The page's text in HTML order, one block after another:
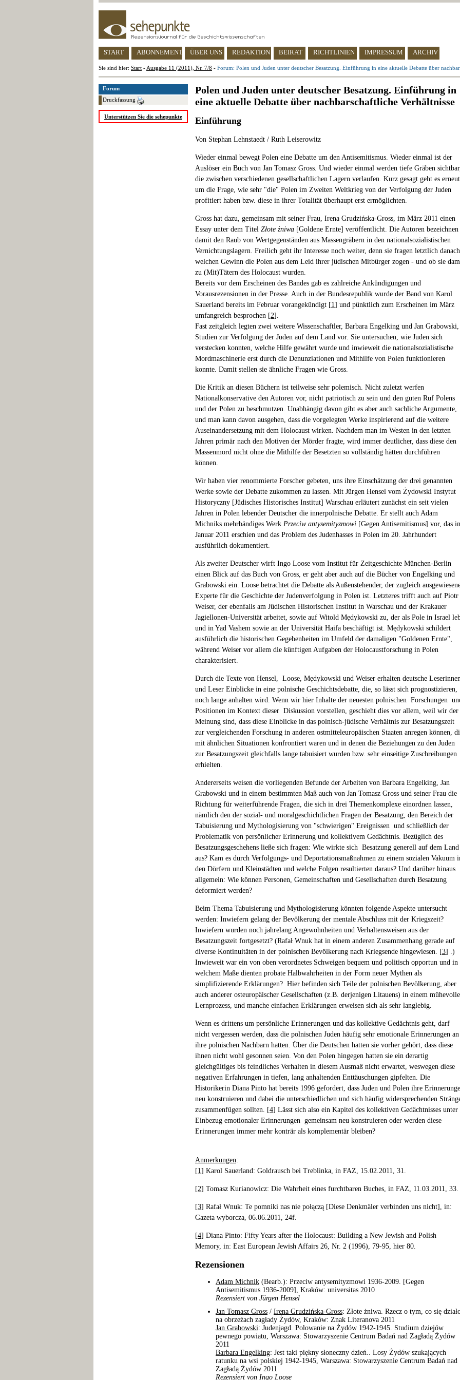
START ABONNEMENT ÜBER UNS REDAKTION BEIRAT RICHTLINIEN IMPRESSUM ARCHIV
Sie sind hier: Start - Ausgabe 11 (2011), Nr. 7/8 - Forum: Polen und Juden unter deutscher Besatzung. Einführung in eine aktuelle Debatte über
Forum
Druckfassung
Unterstützen Sie die sehepunkte
Polen und Juden unter deutscher Besatzung. Einführung in
eine aktuelle Debatte über nachbarschaftliche Verhältnisse
Einführung
Von Stephan Lehnstaedt / Ruth Leiserowitz
Wieder einmal bewegt Polen eine Debatte um den Antisemitismus. Wieder einmal ist der
Auslöser ein Buch von Jan Tomasz Gross. Und wieder einmal werden tiefe Gräben
die zwischen verschiedenen gesellschaftlichen Lagern verlaufen. Kurz gesagt geht es erneut
um die Frage, wie sehr "die" Polen im Zweiten Weltkrieg von der Verfolgung der Juden
profitiert haben bzw. diese in ihrer Totalität überhaupt erst ermöglichten.
Gross hat dazu, gemeinsam mit seiner Frau, Irena Grudzińska-Gross, im März 2011 einen
Essay unter dem Titel Złote żniwa [Goldene Ernte] veröffentlicht. Die Autoren bezeichnen
damit den Raub von Wertgegenständen aus Massengräbern in den nationalsozialistischen
Vernichtungslagern. Freilich geht ihr Interesse noch weiter, denn sie fragen letztlich
welchen Gewinn die Polen aus dem Leid ihrer jüdischen Mitbürger zogen - und ob sie
zu (Mit)Tätern des Holocaust wurden.
Bereits vor dem Erscheinen des Bandes gab es zahlreiche Ankündigungen und
Vorausrezensionen in der Presse. Auch in der Bundesrepublik wurde der Band von Karol
Sauerland bereits im Februar vorangekündigt [1] und pünktlich zum Erscheinen im März
umfangreich besprochen [2].
Fast zeitgleich legten zwei weitere Wissenschaftler, Barbara Engelking und Jan Grabowski,
Studien zur Verfolgung der Juden auf dem Land vor. Sie untersuchen, wie Juden sich
verstecken konnten, welche Hilfe gewährt wurde und inwieweit die nationalsozialistische
Mordmaschinerie erst durch die Denunziationen und Mithilfe von Polen funktionieren
konnte. Damit stellen sie ähnliche Fragen wie Gross.
Die Kritik an diesen Büchern ist teilweise sehr polemisch. Nicht zuletzt werfen
Nationalkonservative den Autoren vor, nicht patriotisch zu sein und den guten Ruf Polens
und der Polen zu beschmutzen. Unabhängig davon gibt es aber auch sachliche Argumente,
und man kann davon ausgehen, dass die vorgelegten Werke inspirierend auf die weitere
Auseinandersetzung mit dem Holocaust wirken. Nachdem man im Westen in den letzten
Jahren primär nach den Motiven der Mörder fragte, wird immer deutlicher, dass diese den
Massenmord nicht ohne die Mithilfe der Besetzten so vollständig hätten durchführen
können.
Wir haben vier renommierte Forscher gebeten, uns ihre Einschätzung der drei genannten
Werke sowie der Debatte zukommen zu lassen. Mit Jürgen Hensel vom Żydowski Instytut
Historyczny [Jüdisches Historisches Institut] Warschau erläutert zunächst ein seit vielen
Jahren in Polen lebender Deutscher die innerpolnische Debatte. Er stellt auch Adam
Michniks mehrbändiges Werk Przeciw antysemityzmowi [Gegen Antisemitismus] vor, das
Januar 2011 erschien und das Problem des Judenhasses in Polen im 20. Jahrhundert
ausführlich dokumentiert.
Als zweiter Deutscher wirft Ingo Loose vom Institut für Zeitgeschichte München-Berlin
einen Blick auf das Buch von Gross, er geht aber auch auf die Bücher von Engelking und
Grabowski ein. Loose betrachtet die Debatte als Außenstehender, der zugleich
Experte für die Geschichte der Judenverfolgung in Polen ist. Letzteres trifft auch auf Piotr
Weiser, der ebenfalls am Jüdischen Historischen Institut in Warschau und der Krakauer
Jagiellonen-Universität arbeitet, sowie auf Witold Mędykowski zu, der als Pole in Israel
und in Yad Vashem sowie an der Universität Haifa beschäftigt ist. Mędykowski schildert
ausführlich die historischen Gegebenheiten im Umfeld der damaligen "Goldenen Ernte",
während Weiser vor allem die künftigen Aufgaben der Holocaustforschung in Polen
charakterisiert.
Durch die Texte von Hensel, Loose, Mędykowski und Weiser erhalten deutsche
und Leser Einblicke in eine polnische Geschichtsdebatte, die, so lässt sich prognostizieren,
noch lange anhalten wird. Wenn wir hier Inhalte der neuesten polnischen Forschungen
Positionen im Kontext dieser Diskussion vorstellen, geschieht dies vor allem, weil wir der
Meinung sind, dass diese Einblicke in das polnisch-jüdische Verhältnis zur Besatzungszeit
zur vergleichenden Forschung in anderen ostmitteleuropäischen Staaten anregen können,
mit ähnlichen Situationen konfrontiert waren und in denen die Beziehungen zu den Juden
zur Besatzungszeit gleichfalls lange tabuisiert wurden bzw. sehr einseitige Zuschreibungen
erhielten.
Andererseits weisen die vorliegenden Befunde der Arbeiten von Barbara Engelking, Jan
Grabowski und in einem bestimmten Maß auch von Jan Tomasz Gross und seiner Frau die
Richtung für weiterführende Fragen, die sich in drei Themenkomplexe einordnen lassen,
nämlich den der sozial- und moralgeschichtlichen Fragen der Besatzung, den Bereich der
Tabuisierung und Mythologisierung von "schwierigen" Ereignissen und schließlich der
Problematik von persönlicher Erinnerung und kollektivem Gedächtnis. Bezüglich des
Besatzungsgeschehens ließe sich fragen: Wie wirkte sich Besatzung generell auf dem Land
aus? Kam es durch Verfolgungs- und Deportationsmaßnahmen zu einem sozialen Vakuum
den Dörfern und Kleinstädten und welche Folgen resultierten daraus? Und darüber hinaus
allgemein: Wie können Personen, Gemeinschaften und Gesellschaften durch Besatzung
deformiert werden?
Beim Thema Tabuisierung und Mythologisierung könnten folgende Aspekte untersucht
werden: Inwiefern gelang der Bevölkerung der mentale Abschluss mit der Kriegszeit?
Inwiefern wurden noch jahrelang Angewohnheiten und Verhaltensweisen aus der
Besatzungszeit fortgesetzt? (Rafał Wnuk hat in einem anderen Zusammenhang gerade auf
diverse Kontinuitäten in der polnischen Bevölkerung nach Kriegsende hingewiesen. [3] .)
Inwieweit war ein von oben verordnetes Schweigen bequem und politisch opportun und in
welchem Maße dienten probate Halbwahrheiten in der Form neuer Mythen als
simplifizierende Erklärungen? Hier befinden sich Teile der polnischen Bevölkerung, aber
auch anderer osteuropäischer Gesellschaften (z.B. derjenigen Litauens) in einem
Lernprozess, und manche einfachen Erklärungen erweisen sich als sehr langlebig.
Wenn es drittens um persönliche Erinnerungen und das kollektive Gedächtnis geht, darf
nicht vergessen werden, dass die polnischen Juden häufig sehr emotionale Erinnerungen an
ihre polnischen Nachbarn hatten. Über die Deutschen hatten sie vorher gehört, dass diese
ihnen nicht wohl gesonnen seien. Von den Polen hingegen hatten sie ein derartig
gleichgültiges bis feindliches Verhalten in diesem Ausmaß nicht erwartet, weswegen diese
negativen Erfahrungen in tiefen, lang anhaltenden Enttäuschungen gipfelten. Die
Historikerin Diana Pinto hat bereits 1996 gefordert, dass Juden und Polen ihre
neu konstruieren und dabei die unterschiedlichen und sich häufig widersprechenden
zusammenfügen sollten. [4] Lässt sich also ein Kapitel des kollektiven Gedächtnisses unter
Einbezug emotionaler Erinnerungen gemeinsam neu konstruieren oder werden diese
Erinnerungen immer mehr konträr als komplementär bleiben?
Anmerkungen:
[1] Karol Sauerland: Goldrausch bei Treblinka, in FAZ, 15.02.2011, 31.
[2] Tomasz Kurianowicz: Die Wahrheit eines furchtbaren Buches, in FAZ, 11.03.2011, 33.
[3] Rafał Wnuk: Te pomniki nas nie połączą [Diese Denkmäler verbinden uns nicht], in:
Gazeta wyborcza, 06.06.2011, 24f.
[4] Diana Pinto: Fifty Years after the Holocaust: Building a New Jewish and Polish
Memory, in: East European Jewish Affairs 26, Nr. 2 (1996), 79-95, hier 80.
Rezensionen
Adam Michnik (Bearb.): Przeciw antysemityzmowi 1936-2009. [Gegen
Antisemitismus 1936-2009], Kraków: universitas 2010
Rezensiert von Jürgen Hensel
Jan Tomasz Gross / Irena Grudzińska-Gross: Złote żniwa. Rzecz o tym, co się
na obrzeżach zagłady Żydów, Kraków: Znak Literanova 2011
Jan Grabowski: Judenjagd. Polowanie na Żydów 1942-1945. Studium dziejów
pewnego powiatu, Warszawa: Stowarzyszenie Centrum Badań nad Zagładą Żydów
2011
Barbara Engelking: Jest taki piękny słoneczny dzień.. Losy Żydów szukających
ratunku na wsi polskiej 1942-1945, Warszawa: Stowarzyszenie Centrum Badań nad
Zagładą Żydów 2011
Rezensiert von Ingo Loose